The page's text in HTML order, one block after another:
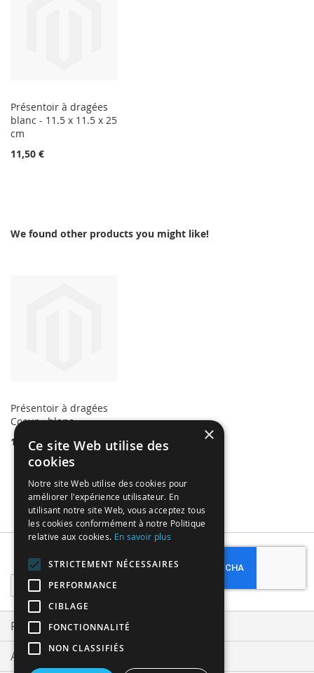
Présentoir à dragées
blanc - 11.5 x 11.5 x 25
cm
11,50 €
We found other products you might like!
Présentoir à dragées
Coeur - blanc
19,99 €
Sign
Up
for
Our
Newsletter:
Subscribe
Privacy and Cookie Policy
Advanced Search
×
Ce site Web utilise des
cookies
Notre site Web utilise des cookies pour
améliorer l'expérience utilisateur. En
utilisant notre site Web, vous acceptez tous
les cookies conformément à notre Politique
relative aux cookies. En savoir plus
STRICTEMENT NÉCESSAIRES
PERFORMANCE
CIBLAGE
FONCTIONNALITÉ
NON CLASSIFIÉS